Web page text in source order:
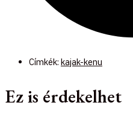
Címkék: kajak-kenu
Ez is érdekelhet